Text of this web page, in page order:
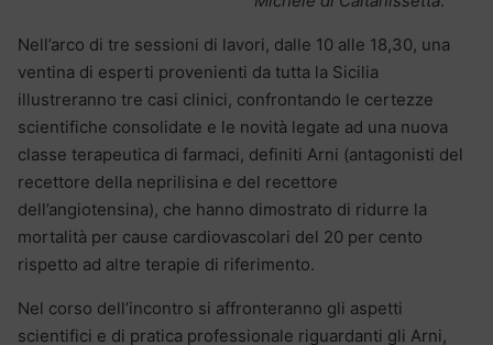
Nell’arco di tre sessioni di lavori, dalle 10 alle 18,30, una
ventina di esperti provenienti da tutta la Sicilia
illustreranno tre casi clinici, confrontando le certezze
scientifiche consolidate e le novità legate ad una nuova
classe terapeutica di farmaci, definiti Arni (antagonisti del
recettore della neprilisina e del recettore
dell’angiotensina), che hanno dimostrato di ridurre la
mortalità per cause cardiovascolari del 20 per cento
rispetto ad altre terapie di riferimento.
Nel corso dell’incontro si affronteranno gli aspetti
scientifici e di pratica professionale riguardanti gli Arni,